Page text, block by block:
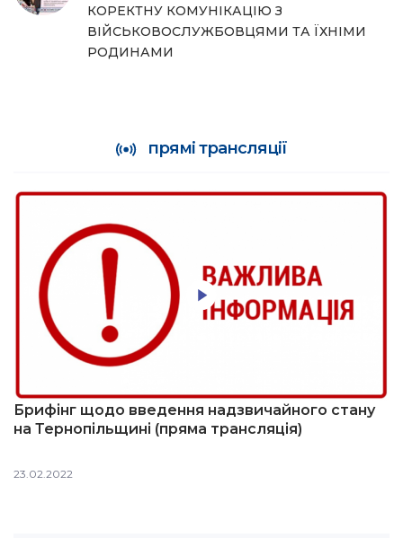
КОРЕКТНУ КОМУНІКАЦІЮ З
ВІЙСЬКОВОСЛУЖБОВЦЯМИ ТА ЇХНІМИ
РОДИНАМИ
прямі трансляції
Брифінг щодо введення надзвичайного стану
на Тернопільщині (пряма трансляція)
23.02.2022